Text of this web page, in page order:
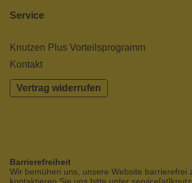
Service
Knutzen Plus Vorteilsprogramm
Kontakt
Vertrag widerrufen
Barrierefreiheit
Wir bemühen uns, unsere Website barrierefrei